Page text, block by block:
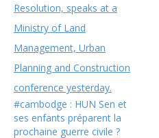
#cambodge : HUN Sen et
ses enfants préparent la
prochaine guerre civile ?